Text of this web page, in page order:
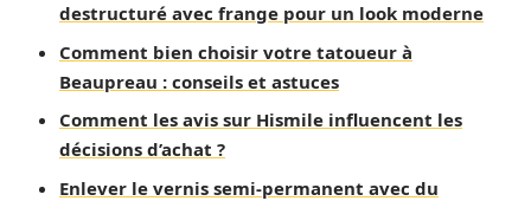
destructuré avec frange pour un look moderne
Comment bien choisir votre tatoueur à
Beaupreau : conseils et astuces
Comment les avis sur Hismile influencent les
décisions d’achat ?
Enlever le vernis semi-permanent avec du